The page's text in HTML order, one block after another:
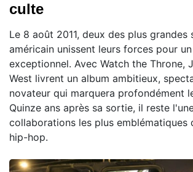
culte
Le 8 août 2011, deux des plus grandes
américain unissent leurs forces pour
exceptionnel. Avec Watch the Throne,
West livrent un album ambitieux,
novateur qui marquera profondément
Quinze ans après sa sortie, il reste
collaborations les plus emblématiques
hip-hop.